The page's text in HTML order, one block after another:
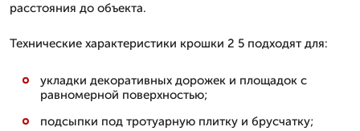
расстояния до объекта.
Технические характеристики крошки 2 5 подходят для:
укладки декоративных дорожек и площадок с
равномерной поверхностью;
подсыпки под тротуарную плитку и брусчатку;